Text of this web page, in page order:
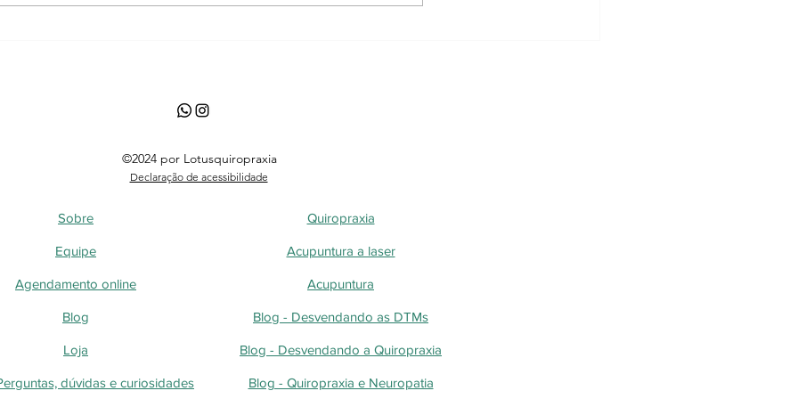
©2024 por Lotusquiropraxia
Declaração de acessibilidade
Sobre Quiropraxia
Equipe
Agendamento online
Blog
Loja
dúvidas e curiosidades
Acupuntura a laser
Acupuntura
Blog - Desvendando as DTMs
Blog - Desvendando a Quiropraxia
Blog - Quiropraxia e Neuropatia